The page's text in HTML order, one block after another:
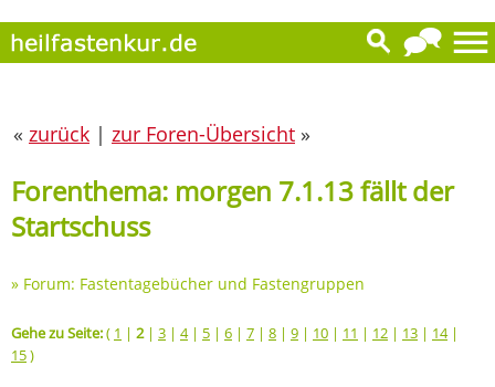
« zurück | zur Foren-Übersicht »
Forenthema: morgen 7.1.13 fällt der
Startschuss
» Forum: Fastentagebücher und Fastengruppen
Gehe zu Seite:( 1 | 2| 3 | 4| 5 | 6 | 7 | 8 | 9 | 10 | 11 | 12 | 13 | 14|
15)